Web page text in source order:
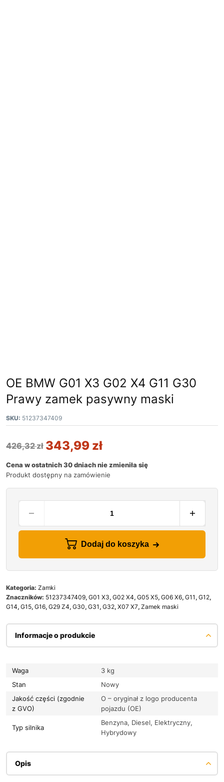
OE BMW G01 X3 G02 X4 G11 G30
Prawy zamek pasywny maski
SKU: 51237347409
426,32zł 343,99 zł
Cena w ostatnich 30 dniach nie zmieniła się
Produkt dostępny na zamówienie
Dodaj do koszyka
Kategoria: Zamki
Znaczników: 51237347409, G01 X3, G02 X4, G05 X5, G06 X6, G11 , G12,
G14, G15, G16, G29 Z4, G30, G31 , G32, X07 X7, Zamek maski
Informacje o produkcie
Waga
3 kg
Stan
Nowy
Jakość części (zgodnie
z GVO)
O – oryginał z logo producenta
pojazdu (OE)
Typ silnika
Benzyna, Diesel, Elektryczny,
Hybrydowy
Opis